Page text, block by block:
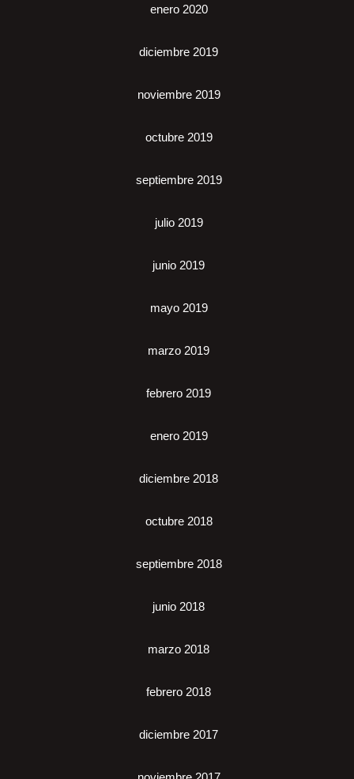
enero 2020
diciembre 2019
noviembre 2019
octubre 2019
septiembre 2019
julio 2019
junio 2019
mayo 2019
marzo 2019
febrero 2019
enero 2019
diciembre 2018
octubre 2018
septiembre 2018
junio 2018
marzo 2018
febrero 2018
diciembre 2017